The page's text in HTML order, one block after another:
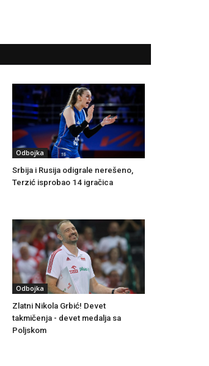
Odbojka
Srbija i Rusija odigrale nerešeno,
Terzić isprobao 14 igračica
Odbojka
Zlatni Nikola Grbić! Devet
takmičenja - devet medalja sa
Poljskom